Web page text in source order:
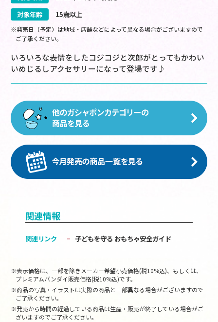
対象年齢
15歳以上
※発売日（予定）は地域・店舗などによって異なる場合がございますので
ご了承ください。
いろいろな表情をしたコジコジと次郎がとってもかわい
いめじるしアクセサリーになって登場です♪
関連情報
関連リンク 子どもを守る おもちゃ安全ガイド
※表示価格は、一部を除きメーカー希望小売価格(税10%込)、もしくは、
プレミアムバンダイ販売価格(税10%込)です。
※商品の写真・イラストは実際の商品と一部異なる場合がございますので
ご了承ください。
※発売から時間の経過している商品は生産・販売が終了している場合がご
ざいますのでご了承ください。